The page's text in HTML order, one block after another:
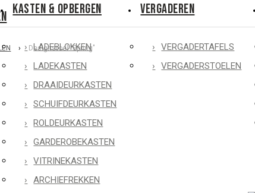
KASTEN & OPBERGEN
LADEBLOKKEN
LADEKASTEN
DRAAIDEURKASTEN
SCHUIFDEURKASTEN
ROLDEURKASTEN
GARDEROBEKASTEN
VITRINEKASTEN
ARCHIEFREKKEN
VERGADEREN
VERGADERTAFELS
VERGADERSTOELEN
› Designstoel "Spring"